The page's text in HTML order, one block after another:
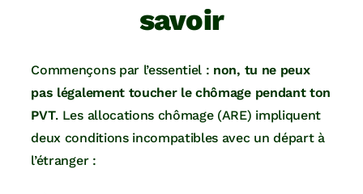
savoir
Commençons par l’essentiel : non, tu ne peux
pas légalement toucher le chômage pendant ton
PVT. Les allocations chômage (ARE) impliquent
deux conditions incompatibles avec un départ à
l’étranger :